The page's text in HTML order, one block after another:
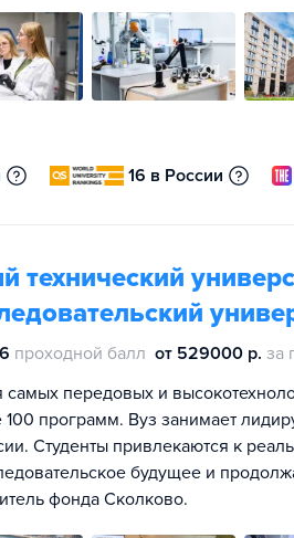
16 в России
технический
проходной балл от 529000 р. за
передовых и
100 программ. Вуз занимает
Студенты привлекаются к
будущее и
фонда Сколково.